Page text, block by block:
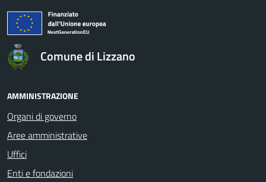
Comune di Lizzano
AMMINISTRAZIONE
Organi di governo
Aree amministrative
Uffici
Enti e fondazioni